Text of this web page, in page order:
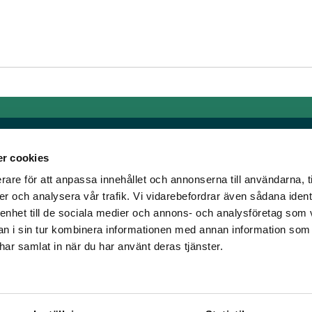
cookies
för att anpassa innehållet och annonserna till användarna,
och analysera vår trafik. Vi vidarebefordrar även sådana
till de sociala medier och annons- och analysföretag som
i sin tur kombinera informationen med annan information
samlat in när du har använt deras tjänster.
älskar trav!
vi skapat en
Länkar
Allmänna auktionsvillkor
Mobilvy